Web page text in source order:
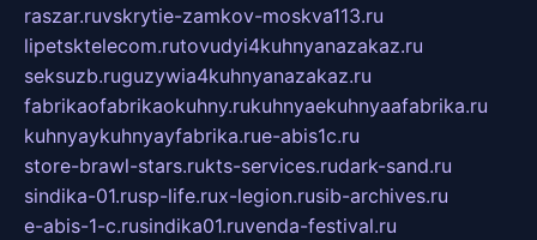
raszar.ruvskrytie-zamkov-moskva113.ru
lipetsktelecom.rutovudyi4kuhnyanazakaz.ru
seksuzb.ruguzywia4kuhnyanazakaz.ru
fabrikaofabrikaokuhny.rukuhnyaekuhnyaafabrika.ru
kuhnyaykuhnyayfabrika.rue-abis1c.ru
store-brawl-stars.rukts-services.rudark-sand.ru
sindika-01.rusp-life.rux-legion.rusib-archives.ru
e-abis-1-c.rusindika01.ruvenda-festival.ru